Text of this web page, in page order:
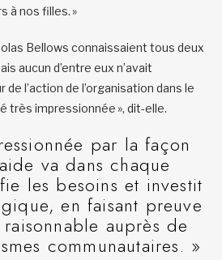
à nos filles. »
Bellows connaissaient tous deux
aucun d’entre eux n’avait
de l’action de l’organisation dans le
très impressionnée », dit-elle.
par la façon
va dans chaque
les besoins et investit
en faisant preuve
auprès de
communautaires. »